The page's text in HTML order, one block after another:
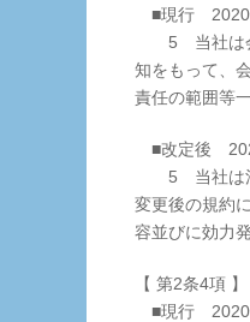
■現行 2020
5 当社は会
知をもって、
責任の範囲等
■改定後
5 当社は法
変更後の規約
容並びに効力
【 第2条4項 】
■現行 2020